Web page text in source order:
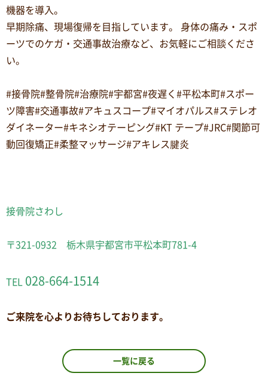
機器を導入。
早期除痛、現場復帰を目指しています。 身体の痛み・スポ
ーツでのケガ・交通事故治療など、お気軽にご相談くださ
い。
#接骨院#整骨院#治療院#宇都宮#夜遅く#平松本町#スポー
ツ障害#交通事故#アキュスコープ#マイオパルス#ステレオ
ダイネーター#キネシオテーピング#KT テープ#JRC#関節可
動回復矯正#柔整マッサージ#アキレス腱炎
接骨院さわし
〒321-0932 栃木県宇都宮市平松本町781-4
TEL 028-664-1514
ご来院を心よりお待ちしております。
一覧に戻る